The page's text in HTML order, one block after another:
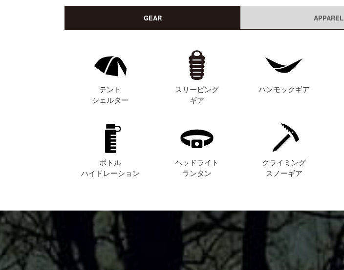
GEAR APPAREL
テント
シェルター
スリーピング
ギア
ハンモックギア
ボトル
ハイドレーション
ヘッドライト
ランタン
クライミング
スノーギア